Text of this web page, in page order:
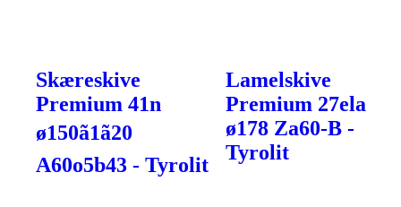
Skæreskive
Premium 41n
ø150ã1ã20
A60o5b43 - Tyrolit
Lamelskive
Premium 27ela
ø178 Za60-B -
Tyrolit